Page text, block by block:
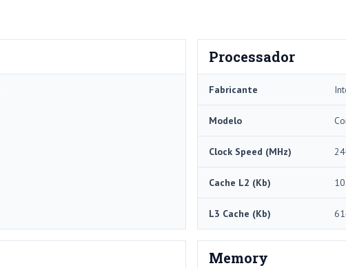
Processador
Fabricante
Modelo
Clock Speed ​​(MHz)
Cache L2 (Kb)
L3 Cache (Kb)
Memory